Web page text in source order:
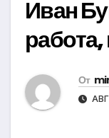
Иван
От